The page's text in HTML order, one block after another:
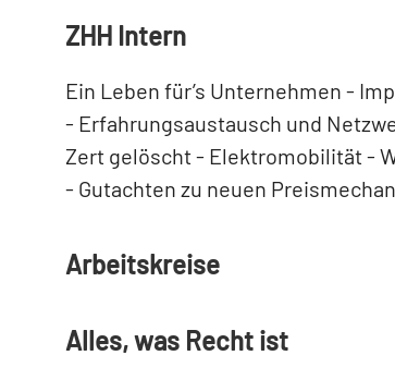
ZHH Intern
Ein Leben für’s Unternehmen -
- Erfahrungsaustausch und
Zert gelöscht - Elektromobilität -
- Gutachten zu neuen
Arbeitskreise
Alles, was Recht ist